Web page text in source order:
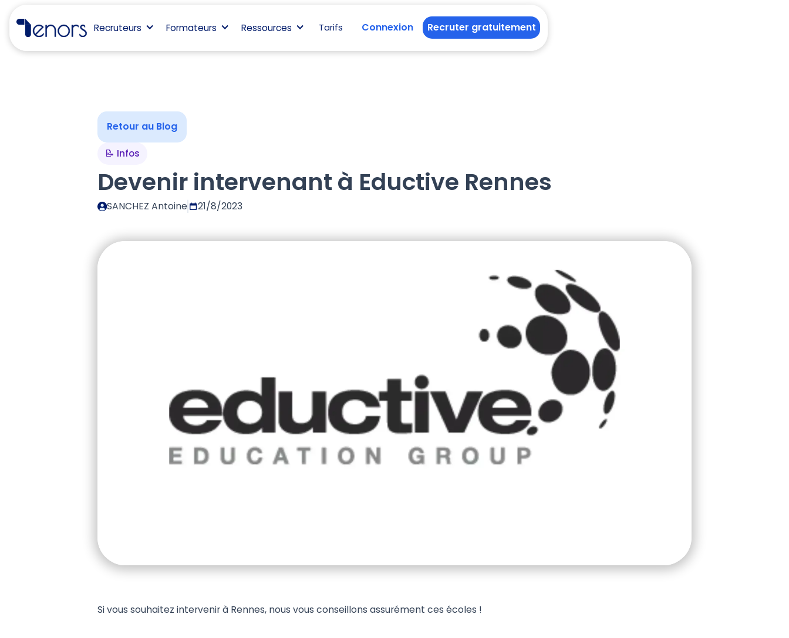
Recruteurs Formateurs Ressources Tarifs Connexion Recruter gratuitement
Retour au Blog
📝 Infos
Devenir intervenant à Eductive Rennes
SANCHEZ Antoine 21/8/2023
Si vous souhaitez intervenir à Rennes, nous vous conseillons assurément ces écoles !